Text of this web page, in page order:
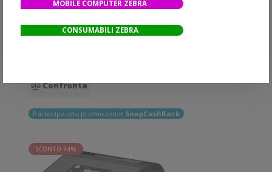
MOBILE COMPUTER ZEBRA
CONSUMABILI ZEBRA
Disponibile
Aggiungi al carrello
Confronta
Partecipa alla promozione SnapCashBack
SCONTO 44%